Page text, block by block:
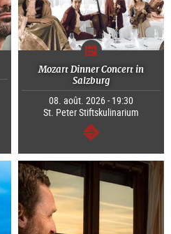
Mozart Dinner Concert in
Salzburg
08. août. 2026 - 19:30
St. Peter Stiftskulinarium
Continuer